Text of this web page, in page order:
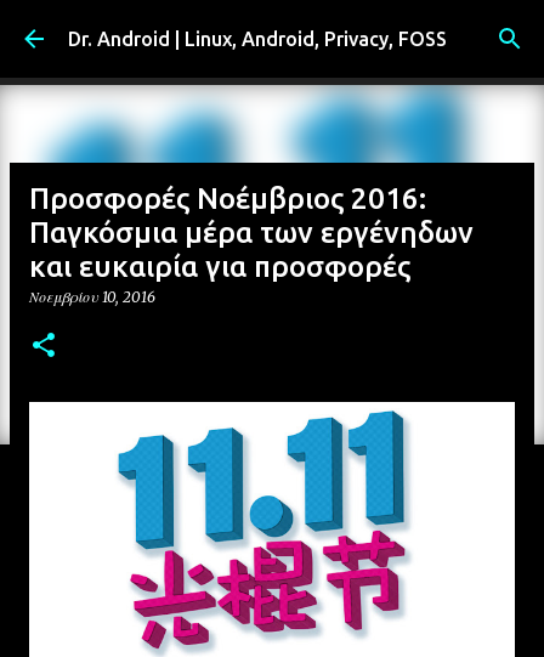
Μετάβαση στο κύριο περιεχόμενο
Dr. Android | Linux, Android, Privacy, FOSS
Προσφορές Νοέμβριος 2016:
Παγκόσμια μέρα των εργένηδων
και ευκαιρία για προσφορές
Νοεμβρίου 10, 2016